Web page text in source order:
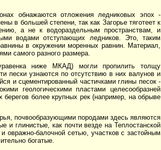
обнажаются отложения ледниковых эпох -
в большей степени, так как Загорье тяготеет к
а не к водораздельным пространствам, и
водами отступающих ледников. Это, таким
в окружении моренных равнин. Материал,
самого разного размера.
ниже МКАД) могли пропилить толщу
пески узнаются по отсутствию в них валунов и
и сцементированный частичками глины песок -
геологическими пластами целесообразней
берегов более крупных рек (например, на обрыве
почвообразующими породами здесь являются
и глинистые, как почти везде на Теплостанской
овражно-балочной сетью, участков с застойным
богатые.